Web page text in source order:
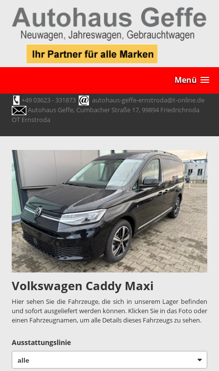
Menü
+49 03623 - 331873
autohaus-geffe-ernstroda@t-online.de
Autohaus Geffe, Cumbacher Straße 17, 99894 Friedrichroda
OT Ernstroda
Volkswagen Caddy Maxi
Hier sehen Sie die Fahrzeuge, die sich in unserem Lager befinden
und sofort ausgeliefert werden können. Klicken Sie in das Foto oder
einen Fahrzeugnamen, um alle Details dieses Fahrzeugs zu sehen.
Ausstattungslinie